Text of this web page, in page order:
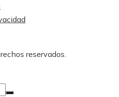
reservados.